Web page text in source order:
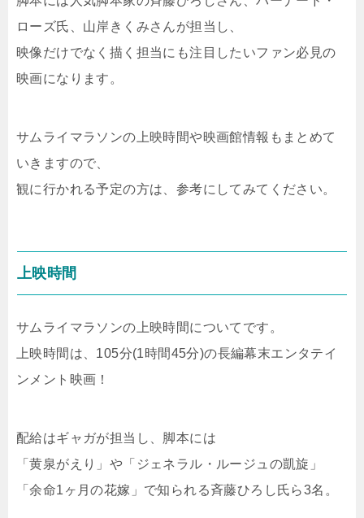
ローズ氏、山岸きくみさんが担当し、
映像だけでなく描く担当にも注目したいファン必見の
映画になります。
サムライマラソンの上映時間や映画館情報もまとめて
いきますので、
観に行かれる予定の方は、参考にしてみてください。
上映時間
サムライマラソンの上映時間についてです。
上映時間は、105分(1時間45分)の長編幕末エンタテイ
ンメント映画！
配給はギャガが担当し、脚本には
「黄泉がえり」や「ジェネラル・ルージュの凱旋」
「余命1ヶ月の花嫁」で知られる斉藤ひろし氏ら3名。